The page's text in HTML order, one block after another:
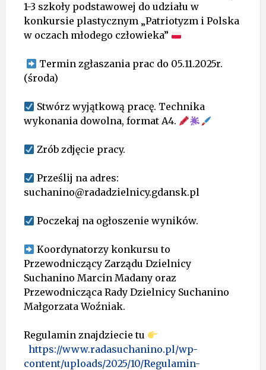
1-3 szkoły podstawowej do udziału w
konkursie plastycznym „Patriotyzm i Polska
w oczach młodego człowieka”
Termin zgłaszania prac do 05.11.2025r.
(środa)
Stwórz wyjątkową pracę. Technika
wykonania dowolna, format A4.
Zrób zdjęcie pracy.
Prześlij na adres:
suchanino@radadzielnicy.gdansk.pl
Poczekaj na ogłoszenie wyników.
Koordynatorzy konkursu to
Przewodniczący Zarządu Dzielnicy
Suchanino Marcin Madany oraz
Przewodnicząca Rady Dzielnicy Suchanino
Małgorzata Woźniak.
Regulamin znajdziecie tu
https://www.radasuchanino.pl/wp-
content/uploads/2025/10/Regulamin-